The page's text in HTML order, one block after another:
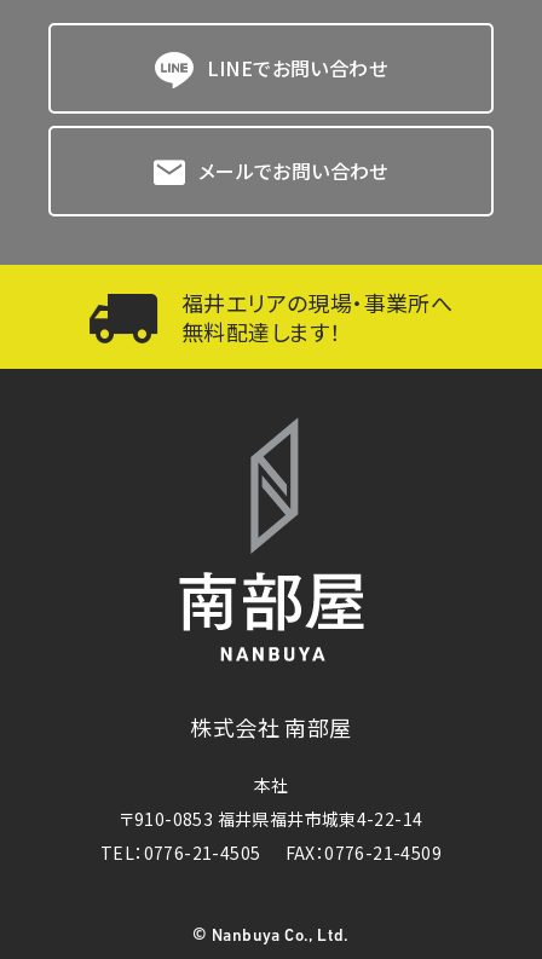
LINEでお問い合わせ
メールでお問い合わせ
福井エリアの現場・事業所へ
無料配達します！
株式会社 南部屋
本社
〒910-0853 福井県福井市城東4-22-14
TEL：0776-21-4505
FAX：0776-21-4509
© Nanbuya Co., Ltd.